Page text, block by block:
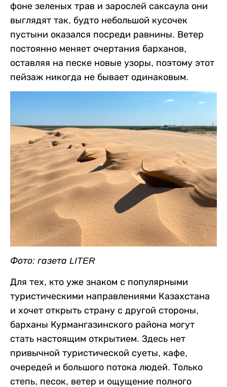
фоне зеленых трав и зарослей саксаула они
выглядят так, будто небольшой кусочек
пустыни оказался посреди равнины. Ветер
постоянно меняет очертания барханов,
оставляя на песке новые узоры, поэтому этот
пейзаж никогда не бывает одинаковым.
Фото: газета LITER
Для тех, кто уже знаком с популярными
туристическими направлениями Казахстана
и хочет открыть страну с другой стороны,
барханы Курмангазинского района могут
стать настоящим открытием. Здесь нет
привычной туристической суеты, кафе,
очередей и большого потока людей. Только
степь, песок, ветер и ощущение полного